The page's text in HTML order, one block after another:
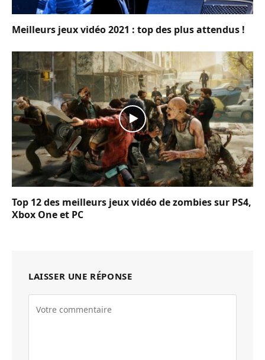
Meilleurs jeux vidéo 2021 : top des plus attendus !
Top 12 des meilleurs jeux vidéo de zombies sur PS4,
Xbox One et PC
LAISSER UNE RÉPONSE